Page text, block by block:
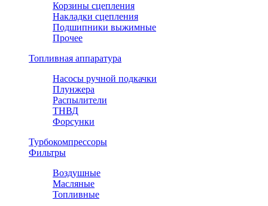
Корзины сцепления
Накладки сцепления
Подшипники выжимные
Прочее
Топливная аппаратура
Насосы ручной подкачки
Плунжера
Распылители
ТНВД
Форсунки
Турбокомпрессоры
Фильтры
Воздушные
Масляные
Топливные